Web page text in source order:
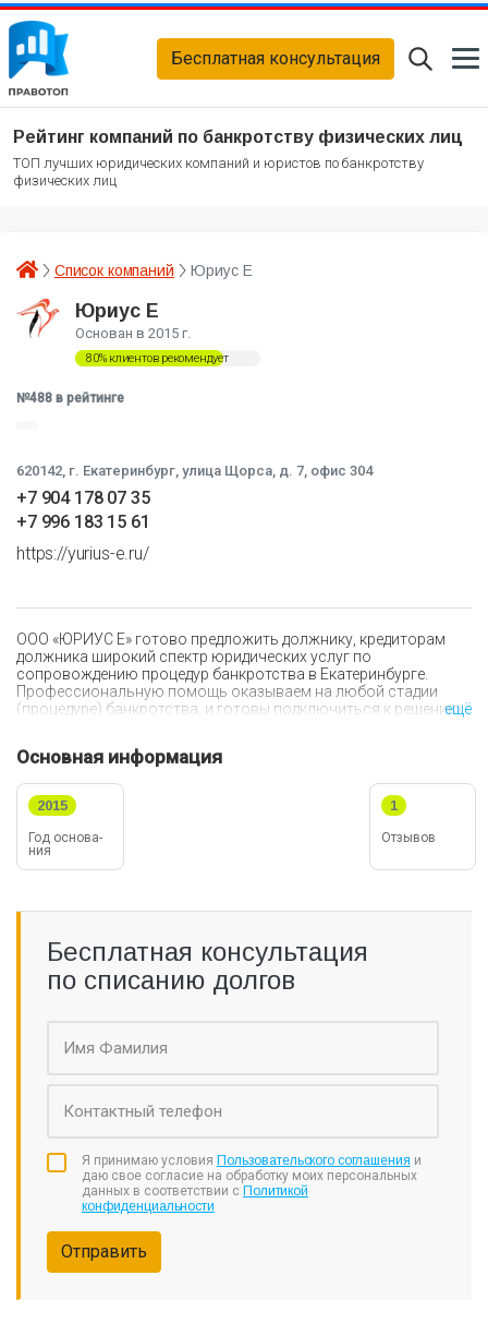
Бесплатная консультация
Рейтинг компаний по банкротству физических лиц
ТОП лучших юридических компаний и юристов по банкротству
физических лиц
Список компаний Юриус Е
Юриус Е
Основан в 2015 г.
80% клиентов рекомендует
№488 в рейтинге
620142, г. Екатеринбург, улица Щорса, д. 7, офис 304
+7 904 178 07 35
+7 996 183 15 61
https://yurius-e.ru/
Основная информация
Год ос­но­ва­
ния
2015
Отзывов
1
ООО «ЮРИУС Е» готово предложить должнику, кредиторам
должника широкий спектр юридических услуг по
сопровождению процедур банкротства в Екатеринбурге.
Профессиональную помощь оказываем на любой стадии
(процедуре) банкротства, и готовы подключиться к решению
Для Вас мы подготовим:
Заявление о признании должника банкротом.
кредиторов.
субсидиарной ответственности.
(временного, конкурсного, внешнего, финансового)
управляющего.
ещё
Бесплатная консультация
по списанию долгов
Я принимаю условия Пользовательского соглашения и
даю свое согласие на обработку моих персональных
данных в соответствии с Политикой
конфиденциальности
Отправить